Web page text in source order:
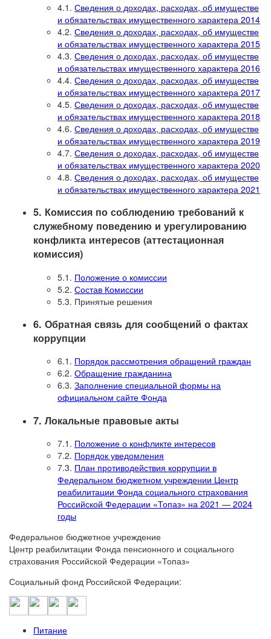
4.1. Сведения о доходах, расходах, об имуществе
и обязательствах имущественного характера 2014
4.2. Сведения о доходах, расходах, об имуществе
и обязательствах имущественного характера 2015
4.3. Сведения о доходах, расходах, об имуществе
и обязательствах имущественного характера 2016
4.4. Сведения о доходах, расходах, об имуществе
и обязательствах имущественного характера 2017
4.5. Сведения о доходах, расходах, об имуществе
и обязательствах имущественного характера 2018
4.6. Сведения о доходах, расходах, об имуществе
и обязательствах имущественного характера 2019
4.7. Сведения о доходах, расходах, об имуществе
и обязательствах имущественного характера 2020
4.8. Сведения о доходах, расходах, об имуществе
и обязательствах имущественного характера 2021
5. Комиссия по соблюдению требований к
служебному поведению и урегулированию
конфликта интересов (аттестационная
комиссия)
5.1. Положение о комиссии
5.2. Состав Комиссии
5.3. Принятые решения
6. Обратная связь для сообщений о фактах
коррупции
6.1. Порядок рассмотрения обращений граждан
6.2. Обращение гражданина
6.3. Заполнение специальной формы на
официальном сайте Фонда
7. Локальные правовые акты
7.1. Положение о конфликте интересов
7.2. Порядок уведомления
7.3. План противодействия коррупции в
Федеральном бюджетном учреждении Центр
реабилитации Фонда социального страхования
Российской Федерации «Топаз» на 2021 — 2024
годы
Федеральное бюджетное учреждение
Центр реабилитации Фонда пенсионного и социального
страхования Российской Федерации «Топаз»
Социальный фонд Российской Федерации:
Питание